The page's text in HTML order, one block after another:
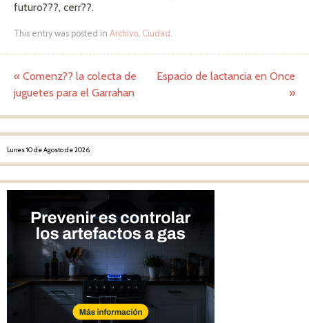
futuro???, cerr??.
This entry was posted in Archivo, Ciudad .
Post navigation
« Comenz?? la colecta de
juguetes para el Garrahan
Espacio de lactancia en Once
»
Lunes 10 de Agosto de 2026